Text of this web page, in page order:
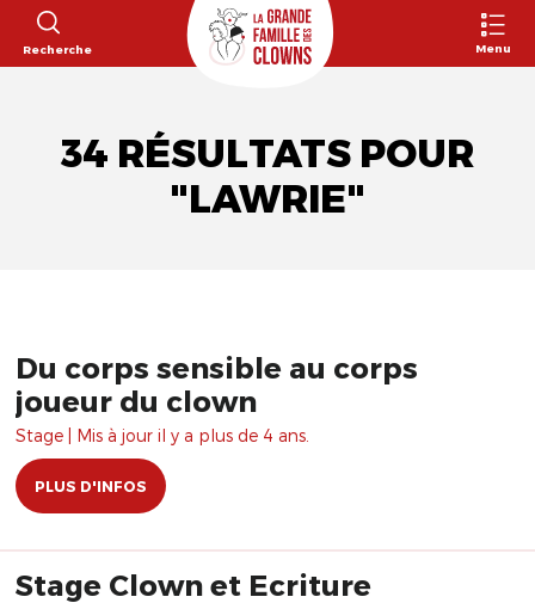
Recherche Menu
34 RÉSULTATS POUR
"LAWRIE"
Du corps sensible au corps
joueur du clown
Stage | Mis à jour il y a plus de 4 ans.
PLUS D'INFOS
Stage Clown et Ecriture